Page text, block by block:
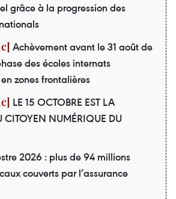
grâce à la progression des
Achèvement avant le 31 août de
des écoles internats
zones frontalières
LE 15 OCTOBRE EST LA
CITOYEN NUMÉRIQUE DU
2026 : plus de 94 millions
couverts par l’assurance